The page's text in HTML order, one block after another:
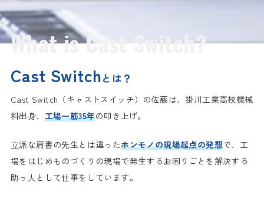
What is Cast Switch?
Cast Switchとは？
Cast Switch（キャストスイッチ）の佐藤は、掛川工業高校機械
科出身、 工場一筋35年の叩き上げ。
立派な肩書の先生とは違ったホンモノの現場起点の発想で、工
場をはじめものづくりの現場で発生するお困りごとを解決する
助っ人として仕事をしています。